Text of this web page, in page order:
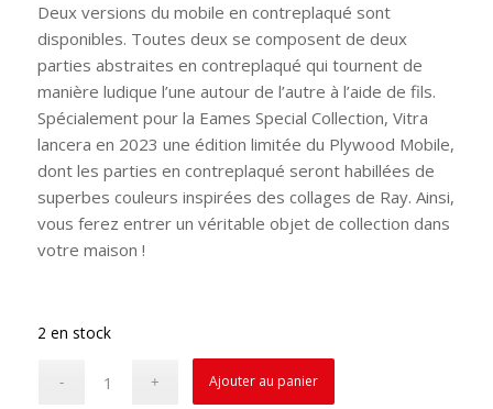
Deux versions du mobile en contreplaqué sont
disponibles. Toutes deux se composent de deux
parties abstraites en contreplaqué qui tournent de
manière ludique l’une autour de l’autre à l’aide de fils.
Spécialement pour la Eames Special Collection, Vitra
lancera en 2023 une édition limitée du Plywood Mobile,
dont les parties en contreplaqué seront habillées de
superbes couleurs inspirées des collages de Ray. Ainsi,
vous ferez entrer un véritable objet de collection dans
votre maison !
2 en stock
Ajouter au panier